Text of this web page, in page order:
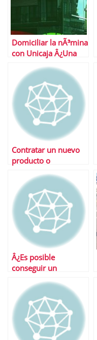
Domiciliar la nÃ³mina
con Unicaja Â¿Una
buena alternativa?
Contratar un nuevo
producto o
incrementar el saldo
en cuenta Â¿Con
cuÃ¡l nos quedamos?
Â¿Es posible
conseguir un
crÃ©dito hoy en dÃ­a?